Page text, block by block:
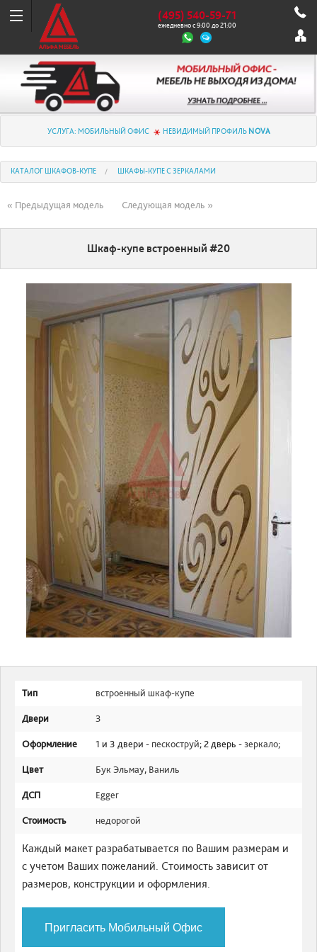
(495) 540-59-71
ежедневно с 9:00 до 21:00
УСЛУГА: МОБИЛЬНЫЙ ОФИС НЕВИДИМЫЙ ПРОФИЛЬ NOVA
КАТАЛОГ ШКАФОВ-КУПЕ ШКАФЫ-КУПЕ С ЗЕРКАЛАМИ
« Предыдущая модель Следующая модель »
Шкаф-купе встроенный #20
Тип встроенный шкаф-купе
Двери 3
Оформление 1 и 3 двери - пескоструй; 2 дверь -зеркало;
Цвет Бук Эльмау, Ваниль
ДСП Egger
Стоимость недорогой
Каждый макет разрабатывается по Вашим размерам и
с учетом Ваших пожеланий. Стоимость зависит от
размеров, конструкции и оформления.
Пригласить Мобильный Офис